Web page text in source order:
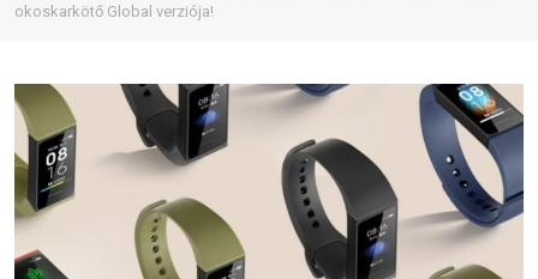
okoskarkötő Global verziója!